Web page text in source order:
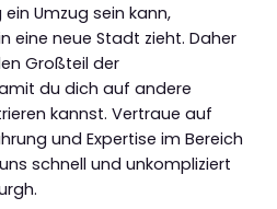
Umzug sein kann,
eine neue Stadt zieht. Daher
Großteil der
du dich auf andere
kannst. Vertraue auf
und Expertise im Bereich
schnell und unkompliziert